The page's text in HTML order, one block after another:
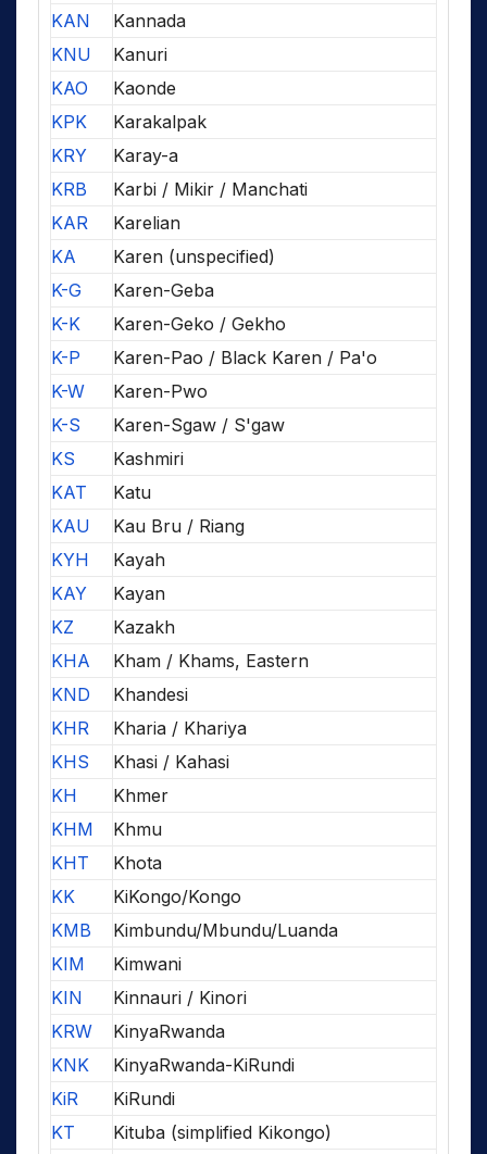
KAN
Kannada
KNU
Kanuri
KAO
Kaonde
KPK
Karakalpak
KRY
Karay-a
KRB
Karbi / Mikir / Manchati
KAR
Karelian
KA
Karen (unspecified)
K-G
Karen-Geba
K-K
Karen-Geko / Gekho
K-P
Karen-Pao / Black Karen / Pa'o
K-W
Karen-Pwo
K-S
Karen-Sgaw / S'gaw
KS
Kashmiri
KAT
Katu
KAU
Kau Bru / Riang
KYH
Kayah
KAY
Kayan
KZ
Kazakh
KHA
Kham / Khams, Eastern
KND
Khandesi
KHR
Kharia / Khariya
KHS
Khasi / Kahasi
KH
Khmer
KHM
Khmu
KHT
Khota
KK
KiKongo/Kongo
KMB
Kimbundu/Mbundu/Luanda
KIM
Kimwani
KIN
Kinnauri / Kinori
KRW
KinyaRwanda
KNK
KinyaRwanda-KiRundi
KiR
KiRundi
KT
Kituba (simplified Kikongo)